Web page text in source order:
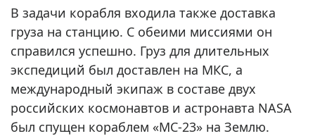
В задачи корабля входила также доставка
груза на станцию. С обеими миссиями он
справился успешно. Груз для длительных
экспедиций был доставлен на МКС, а
международный экипаж в составе двух
российских космонавтов и астронавта NASA
был спущен кораблем «МС-23» на Землю.